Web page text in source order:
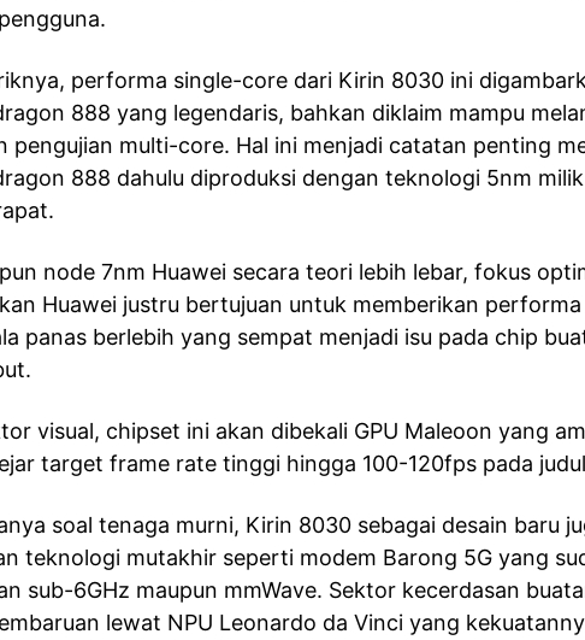
performa single-core dari Kirin 8030 ini
888 yang legendaris, bahkan diklaim mampu
pengujian multi-core. Hal ini menjadi catatan penting
888 dahulu diproduksi dengan teknologi 5nm
node 7nm Huawei secara teori lebih lebar, fokus
Huawei justru bertujuan untuk memberikan
panas berlebih yang sempat menjadi isu pada chip
visual, chipset ini akan dibekali GPU Maleoon yang
target frame rate tinggi hingga 100-120fps pada
soal tenaga murni, Kirin 8030 sebagai desain baru
teknologi mutakhir seperti modem Barong 5G yang
sub-6GHz maupun mmWave. Sektor kecerdasan
lewat NPU Leonardo da Vinci yang